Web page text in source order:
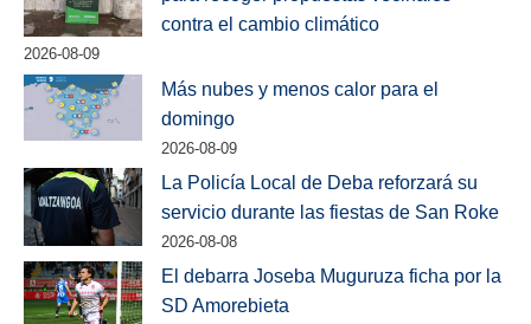
contra el cambio climático
2026-08-09
Más nubes y menos calor para el
domingo
2026-08-09
La Policía Local de Deba reforzará su
servicio durante las fiestas de San Roke
2026-08-08
El debarra Joseba Muguruza ficha por la
SD Amorebieta